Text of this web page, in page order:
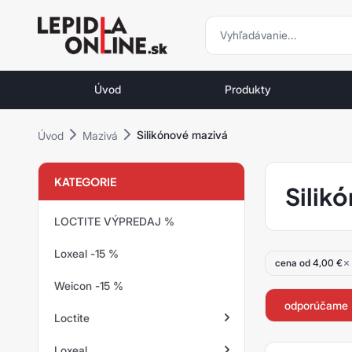
Priemyselné
lepidlá
Loctite
vyhľadávanie
vyhľadávanie
Úvod Produkty
Úvod Mazivá Silikónové mazivá
KATEGORIE
LOCTITE VÝPREDAJ %
Loxeal -15 %
Weicon -15 %
Loctite
cena od 4,00 €
odporúčame